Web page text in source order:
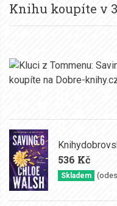
Knihu koupíte v
536 Kč
Skladem